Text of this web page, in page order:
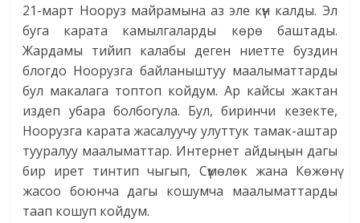
21-март Нооруз майрамына аз эле күн калды. Эл
буга карата камылгаларды көрө баштады.
Жардамы тийип калабы деген ниетте буздин
блогдо Ноорузга байланыштуу маалыматтарды
бул макалага топтоп койдум. Ар кайсы жактан
издеп убара болбогула. Бул, биринчи кезекте,
Ноорузга карата жасалуучу улуттук тамак-аштар
тууралуу маалыматтар. Интернет айдыңын дагы
бир ирет тинтип чыгып, Сүмөлөк жана Көжөнү
жасоо боюнча дагы кошумча маалыматтарды
таап кошуп койдум.